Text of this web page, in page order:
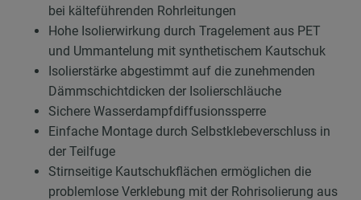
bei kälteführenden Rohrleitungen
Hohe Isolierwirkung durch Tragelement aus PET
und Ummantelung mit synthetischem Kautschuk
Isolierstärke abgestimmt auf die zunehmenden
Dämmschichtdicken der Isolierschläuche
Sichere Wasserdampfdiffusionssperre
Einfache Montage durch Selbstklebeverschluss in
der Teilfuge
Stirnseitige Kautschukflächen ermöglichen die
problemlose Verklebung mit der Rohrisolierung aus